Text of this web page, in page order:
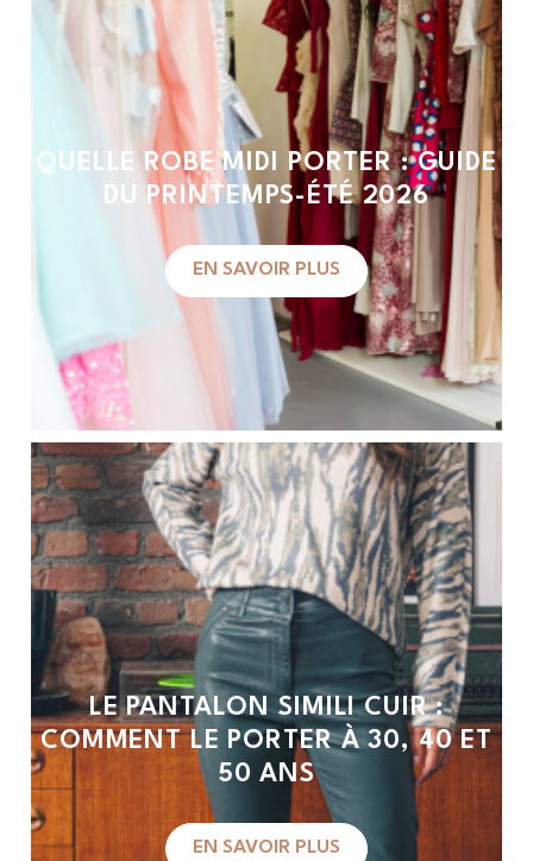
QUELLE ROBE MIDI PORTER : GUIDE
DU PRINTEMPS-ÉTÉ 2026
EN SAVOIR PLUS
LE PANTALON SIMILI CUIR :
COMMENT LE PORTER À 30, 40 ET
50 ANS
EN SAVOIR PLUS